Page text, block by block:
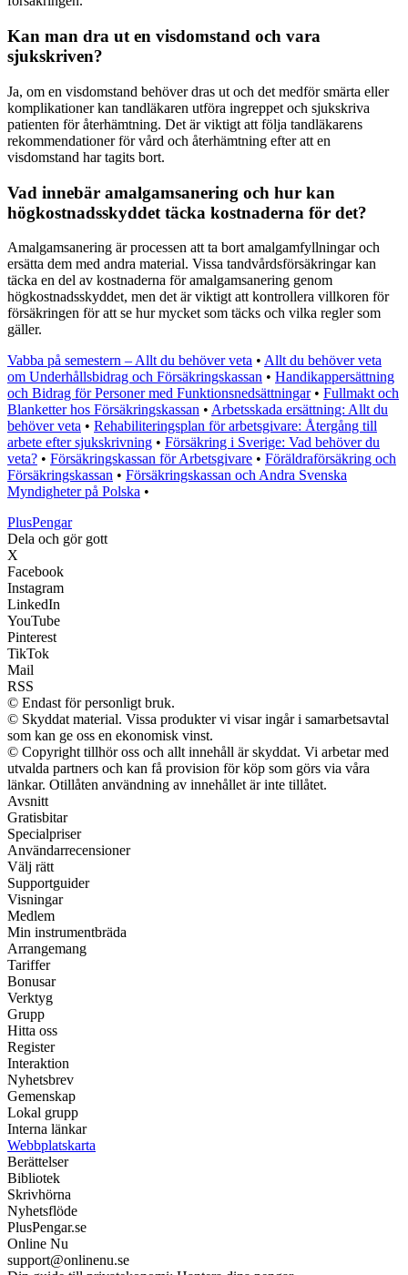
Kan man dra ut en visdomstand och vara
sjukskriven?
Ja, om en visdomstand behöver dras ut och det medför smärta eller
komplikationer kan tandläkaren utföra ingreppet och sjukskriva
patienten för återhämtning. Det är viktigt att följa tandläkarens
rekommendationer för vård och återhämtning efter att en
visdomstand har tagits bort.
Vad innebär amalgamsanering och hur kan
högkostnadsskyddet täcka kostnaderna för det?
Amalgamsanering är processen att ta bort amalgamfyllningar och
ersätta dem med andra material. Vissa tandvårdsförsäkringar kan
täcka en del av kostnaderna för amalgamsanering genom
högkostnadsskyddet, men det är viktigt att kontrollera villkoren för
försäkringen för att se hur mycket som täcks och vilka regler som
gäller.
Vabba på semestern – Allt du behöver veta • Allt du behöver veta
om Underhållsbidrag och Försäkringskassan • Handikappersättning
och Bidrag för Personer med Funktionsnedsättningar• Fullmakt och
Blanketter hos Försäkringskassan • Arbetsskada ersättning: Allt du
behöver veta • Rehabiliteringsplan för arbetsgivare: Återgång till
arbete efter sjukskrivning • Försäkring i Sverige: Vad behöver du
veta? • Försäkringskassan för Arbetsgivare • Föräldraförsäkring och
Försäkringskassan • Försäkringskassan och Andra Svenska
Myndigheter på Polska •
PlusPengar
Dela och gör gott
X
Facebook
Instagram
LinkedIn
YouTube
Pinterest
TikTok
Mail
RSS
© Endast för personligt bruk.
© Skyddat material. Vissa produkter vi visar ingår i samarbetsavtal
som kan ge oss en ekonomisk vinst.
© Copyright tillhör oss och allt innehåll är skyddat. Vi arbetar med
utvalda partners och kan få provision för köp som görs via våra
länkar. Otillåten användning av innehållet är inte tillåtet.
Avsnitt
Gratisbitar
Specialpriser
Användarrecensioner
Välj rätt
Supportguider
Visningar
Medlem
Min instrumentbräda
Arrangemang
Tariffer
Bonusar
Verktyg
Grupp
Hitta oss
Register
Interaktion
Nyhetsbrev
Gemenskap
Lokal grupp
Interna länkar
Webbplatskarta
Berättelser
Bibliotek
Skrivhörna
Nyhetsflöde
PlusPengar.se
Online Nu
support@onlinenu.se